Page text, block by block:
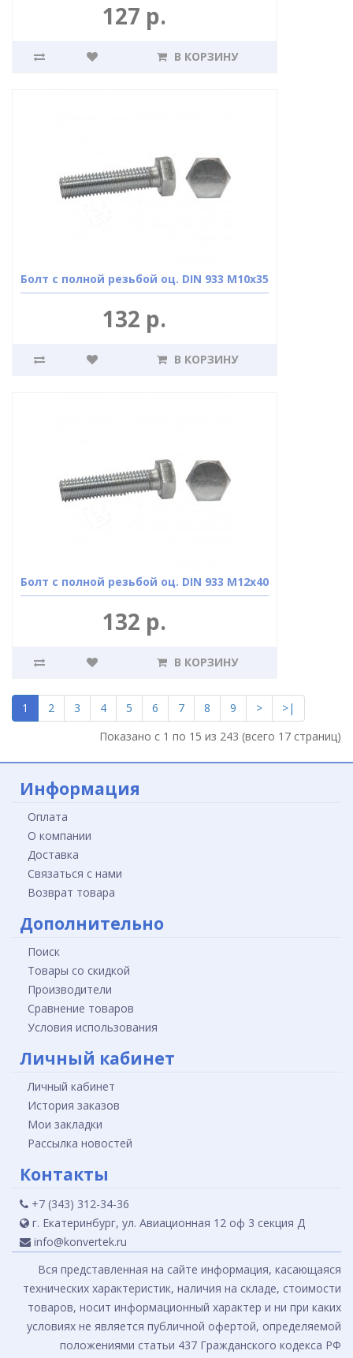
127 р.
В КОРЗИНУ
Болт с полной резьбой оц. DIN 933 М10х35
132 р.
В КОРЗИНУ
Болт с полной резьбой оц. DIN 933 М12х40
132 р.
В КОРЗИНУ
1 2 3 4 5 6 7 8 9 >
>|
Показано с 1 по 15 из 243 (всего 17 страниц)
Информация
Оплата
О компании
Доставка
Связаться с нами
Возврат товара
Дополнительно
Поиск
Товары со скидкой
Производители
Сравнение товаров
Условия использования
Личный кабинет
Личный кабинет
История заказов
Мои закладки
Рассылка новостей
Контакты
+7 (343) 312-34-36
г. Екатеринбург, ул. Авиационная 12 оф 3 секция Д
info@konvertek.ru
Вся представленная на сайте информация, касающаяся
технических характеристик, наличия на складе, стоимости
товаров, носит информационный характер и ни при каких
условиях не является публичной офертой, определяемой
положениями статьи 437 Гражданского кодекса РФ